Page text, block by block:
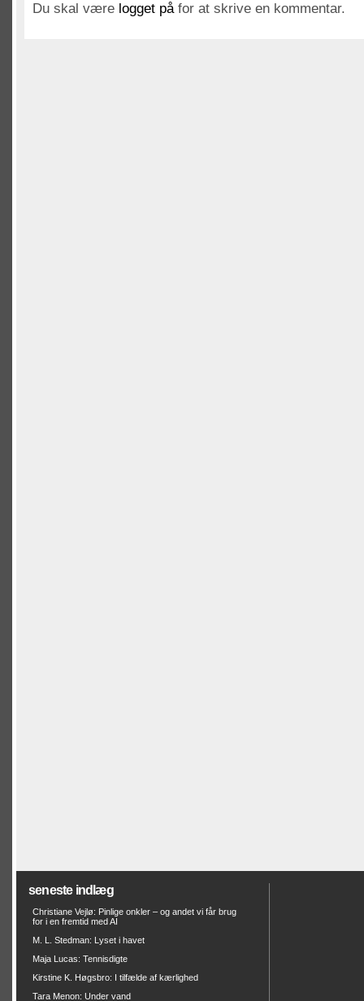
Du skal være logget påfor at skrive en kommentar.
seneste indlæg
Christiane Vejlø: Pinlige onkler – og andet vi får brug
for i en fremtid med AI
M. L. Stedman: Lyset i havet
Maja Lucas: Tennisdigte
Kirstine K. Høgsbro: I tilfælde af kærlighed
Tara Menon: Under vand